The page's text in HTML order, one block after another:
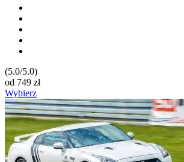
(5.0/5.0)
od 749 zł
Wybierz